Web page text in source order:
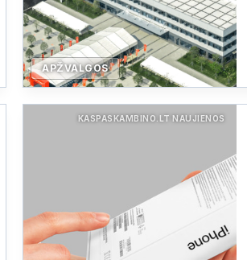
APŽVALGOS
KASPASKAMBINO.LT NAUJIENOS